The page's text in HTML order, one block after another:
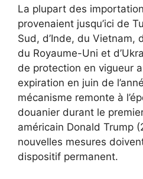
La plupart des
provenaient jusqu’ici de
Sud, d’Inde, du Vietnam,
du Royaume-Uni et
de protection en vigueur
expiration en juin de
mécanisme remonte à
douanier durant le
américain Donald Trump
nouvelles mesures
dispositif permanent.